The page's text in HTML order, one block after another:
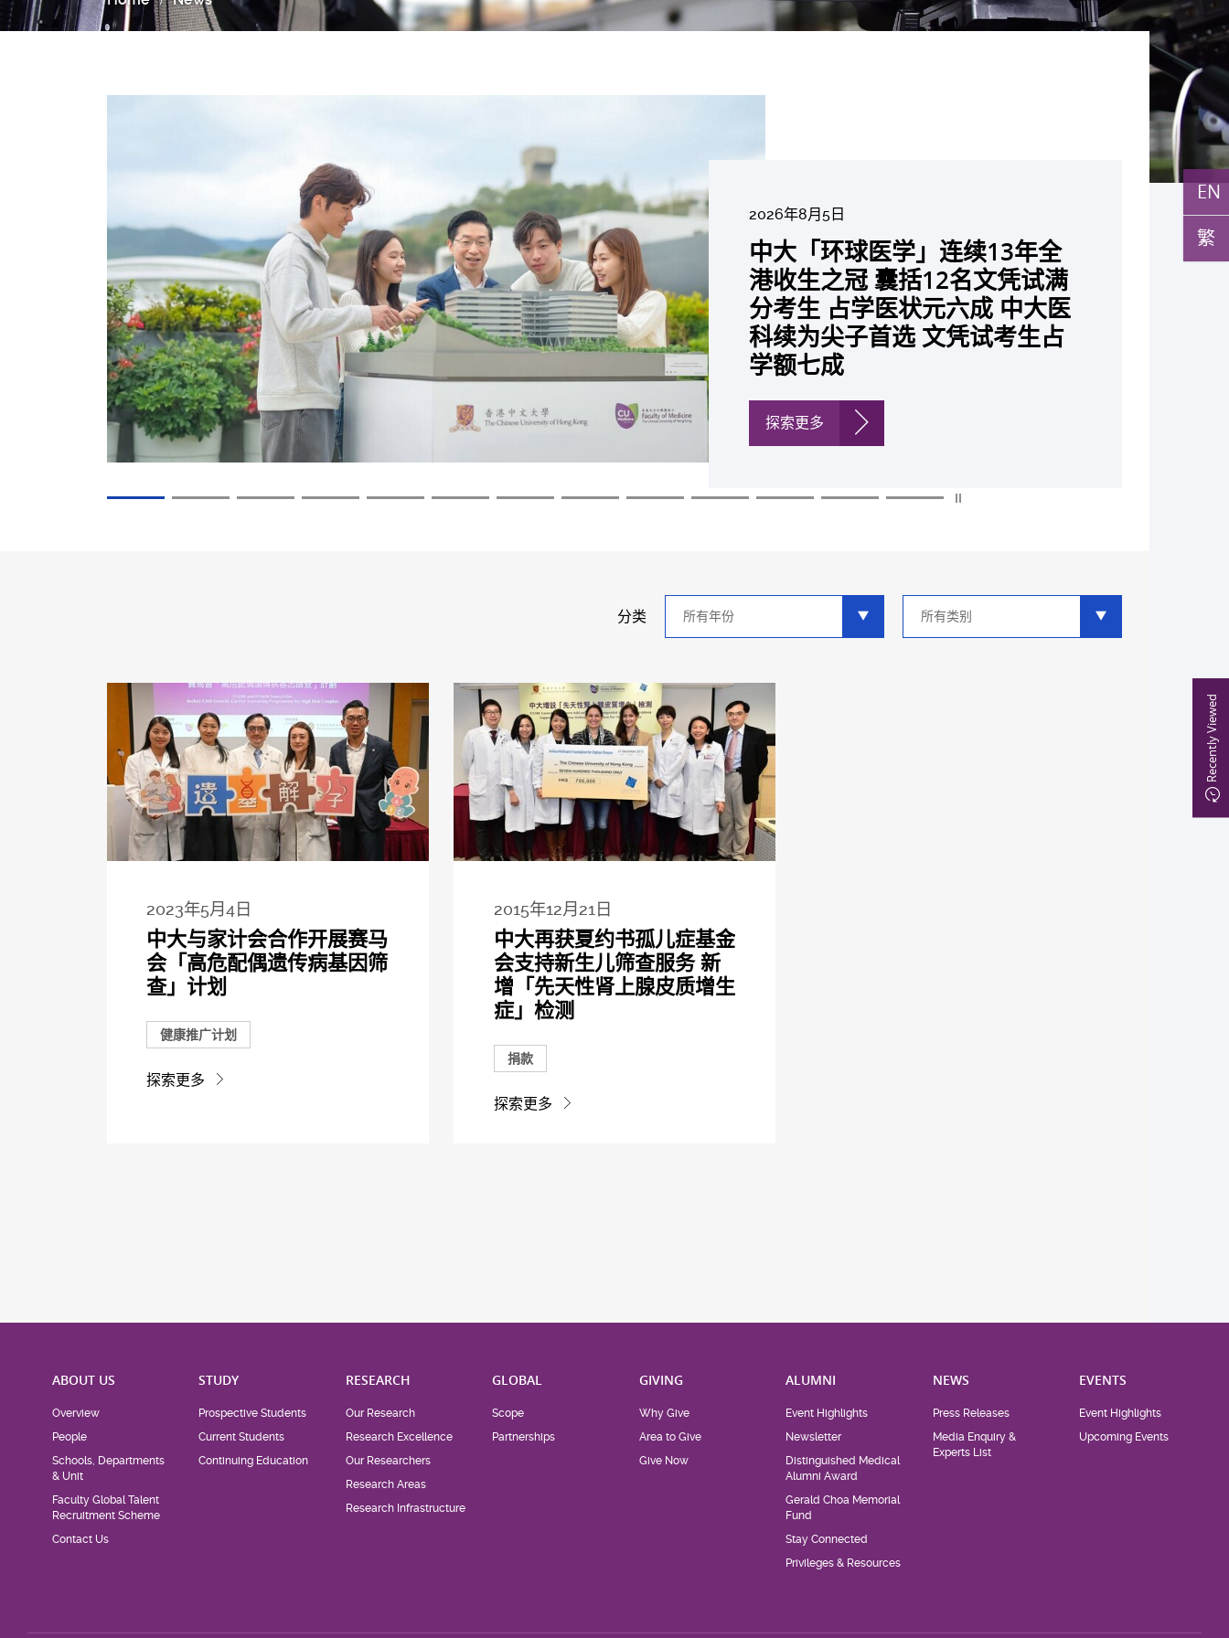
Recently Viewed
EN
繁
2026年8月5日
中大「环球医学」连续13年全
港收生之冠 囊括12名文凭试满
分考生 占学医状元六成 中大医
科续为尖子首选 文凭试考生占
学额七成
探索更多
中大成立崭新 ITECH医疗科技
评估平台 推动健康经济分析及
价值医疗
中大研发「AI-OCT」系统助测
糖尿黄斑水肿 假阳性转介个案
锐减六成 缩短患者轮候诊症时
间
探索更多
中大黄秀娟教授获颁中国工程界
最高荣誉「光华工程科技奖」
成为今届医药衞生领域唯一香港
学者
探索更多
中大新设「香港中文大学凤凰奖
学金」嘉许公开试状元 鼓励学
医状元走出课堂放眼世界 装备
21世纪妙手仁医
探索更多
中大全新一站式PGT-Plus方案
精准辨识传统检测中复杂基因异
常「盲点」 降低人工受孕流产
及异常妊娠风险
探索更多
2026年6月22日
中大发现青光眼治疗新靶点 小
鼠实验证实可恢复七成视力 有
助开创崭新神经保护疗法
探索更多
2026年6月17日
中大成功拆解肝癌免疫治疗耐药
性机制 揭一种免疫细胞具「除
废喂食」新功能助癌细胞耐药性
探索更多
2026年6月10日
中大与多名全球专家共同牵头跨
国肺癌研究 逾半晚期ALK阳性
肺癌病人七年无恶化 因特定基
因异常而引起的肺癌有望变成
「慢性病」 患者可与病共存
探索更多
2026年6月5日
中大教授陈重娥获颁「清野裕杰
出领袖奖」 成为本港首名学者
荣膺亚洲糖尿病教研最高荣誉
探索更多
2026年6月2日
中大汇聚逾200位区域专家 探讨
私人医疗保险如何推动全民健康
覆盖
探索更多
2026年5月19日
中大张源津医生成首位亚洲研究
员 荣获国际泌尿科权威奖项
John K. Lattimer 讲座奖
探索更多
2026年5月14日
中大取得「从实验室到临床应
用」研究突破 初步证实GLP-1
药物可改善严重中风康复情况
探索更多
分类
类
分
2023年5月4日
中大与家计会合作开展赛马
会「高危配偶遗传病基因筛
查」计划
健康推广计划
探索更多
2015年12月21日
中大再获夏约书孤儿症基金
会支持新生儿筛查服务 新
增「先天性肾上腺皮质增生
症」检测
捐款
探索更多
ABOUT US
Overview
People
Schools, Departments
& Unit
Faculty Global Talent
Recruitment Scheme
Contact Us
STUDY
Prospective Students
Current Students
Continuing Education
RESEARCH
Our Research
Research Excellence
Our Researchers
Research Areas
Research Infrastructure
GLOBAL
Scope
Partnerships
GIVING
Why Give
Area to Give
Give Now
ALUMNI
Event Highlights
Newsletter
Distinguished Medical
Alumni Award
Gerald Choa Memorial
Fund
Stay Connected
Privileges & Resources
NEWS
Press Releases
Media Enquiry &
Experts List
EVENTS
Event Highlights
Upcoming Events